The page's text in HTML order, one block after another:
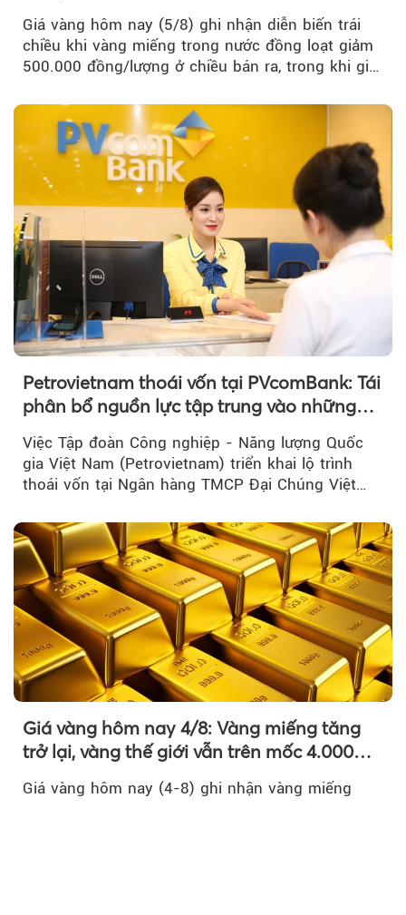
Giá vàng hôm nay (5/8) ghi nhận diễn biến trái
chiều khi vàng miếng trong nước đồng loạt giảm
500.000 đồng/lượng ở chiều bán ra, trong khi giá
thương hiệu.
Petrovietnam thoái vốn tại PVcomBank: Tái
phân bổ nguồn lực tập trung vào những
Việc Tập đoàn Công nghiệp - Năng lượng Quốc
gia Việt Nam (Petrovietnam) triển khai lộ trình
thoái vốn tại Ngân hàng TMCP Đại Chúng Việt
Giá vàng hôm nay 4/8: Vàng miếng tăng
trở lại, vàng thế giới vẫn trên mốc 4.000
Giá vàng hôm nay (4-8) ghi nhận vàng miếng